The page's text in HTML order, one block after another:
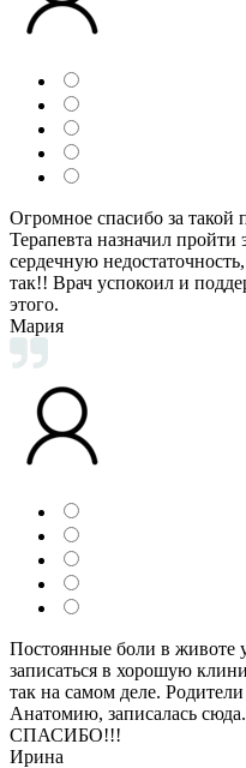
Огромное спасибо за
Терапевта назначил пройти
сердечную
так!! Врач успокоил и
этого.
Мария
Постоянные боли в животе
записаться в хорошую
так на самом деле.
Анатомию, записалась
СПАСИБО!!!
Ирина